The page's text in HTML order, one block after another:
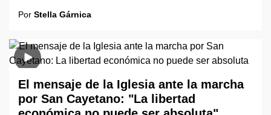
Por Stella Gárnica
El mensaje de la Iglesia ante la marcha
por San Cayetano: "La libertad